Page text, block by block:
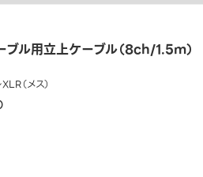
ブル用立上ケーブル（8ch/1.5m）
（メス）